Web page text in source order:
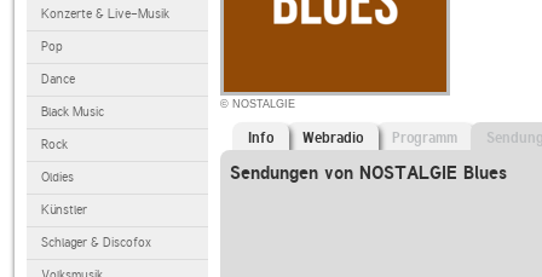
Konzerte & Live-Musik
Pop
Dance
Black Music
Rock
Oldies
Künstler
Schlager & Discofox
© NOSTALGIE
Info Webradio Programm
Sendungen von NOSTALGIE Blues